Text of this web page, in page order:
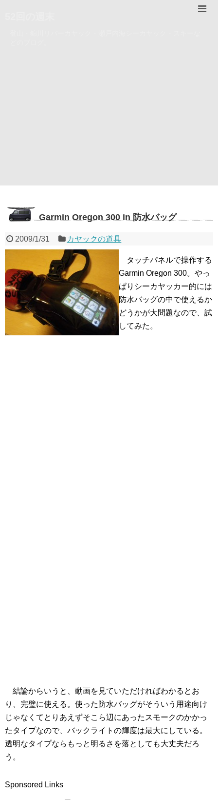
Garmin Oregon 300 in 防水バッグ
2009/1/31 カヤックの道具
タッチパネルで操作する
Garmin Oregon 300。やっ
ぱりシーカヤッカー的には
防水バッグの中で使えるか
どうかが大問題なので、試
してみた。
結論からいうと、動画を見ていただければわかるとお
り、完璧に使える。使った防水バッグがそういう用途向け
じゃなくてとりあえずそこら辺にあったスモークのかかっ
たタイプなので、バックライトの輝度は最大にしている。
透明なタイプならもっと明るさを落としても大丈夫だろ
う。
Sponsored Links